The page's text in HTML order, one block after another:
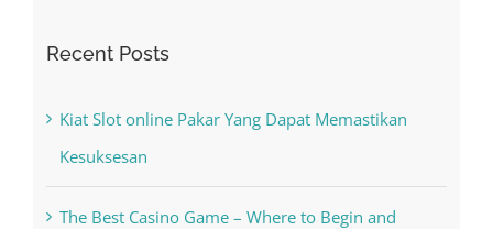
Recent Posts
Kiat Slot online Pakar Yang Dapat Memastikan
Kesuksesan
The Best Casino Game – Where to Begin and